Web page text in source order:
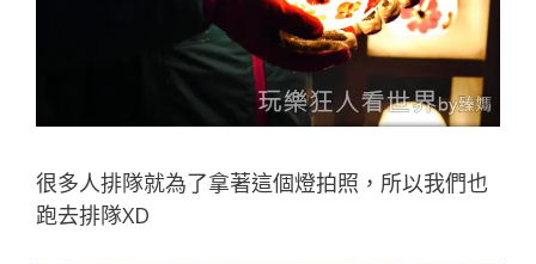
很多人排隊就為了拿著這個燈拍照，所以我們也
跑去排隊XD